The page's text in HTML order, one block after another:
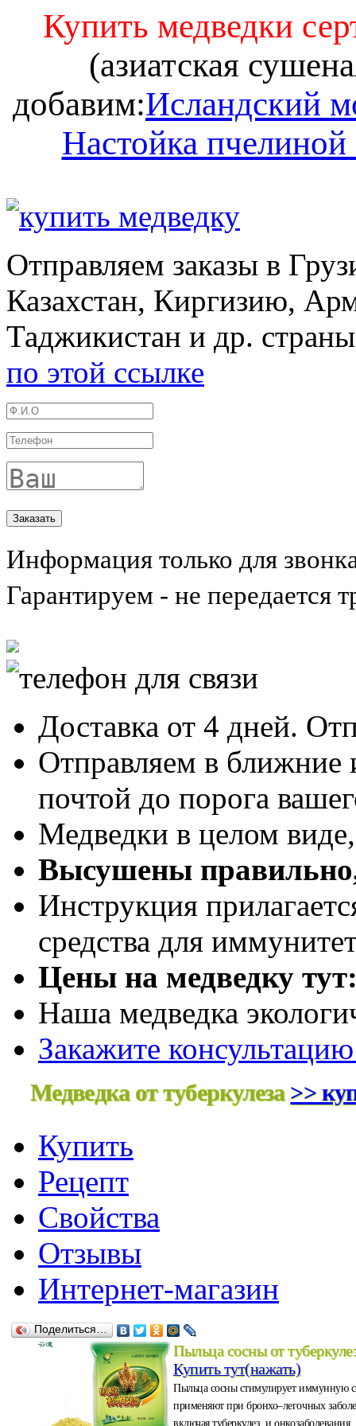
Купить медведки
(азиатская
добавим:Исландский
Настойка пчелиной
Отправляем заказы в
Казахстан, Киргизию,
Таджикистан и др.
по этой ссылке
Информация только для
Гарантируем - не передается
Доставка от 4 дней.
Отправляем в ближние
почтой до порога
Медведки в целом
Высушены
Инструкция
средства для
Цены на медведку
Наша медведка
Закажите
Медведка от туберкулеза >>
Купить
Рецепт
Свойства
Отзывы
Интернет-магазин
Поделиться…
Пыльца сосны от
Купить тут(нажать)
Пыльца сосны стимулирует иммунную
применяют при бронхо–легочных
включая туберкулез, и онкозаболевания.